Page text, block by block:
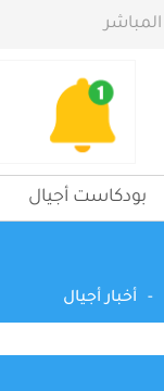
بودكاست أجيال
- أخبار أجيال